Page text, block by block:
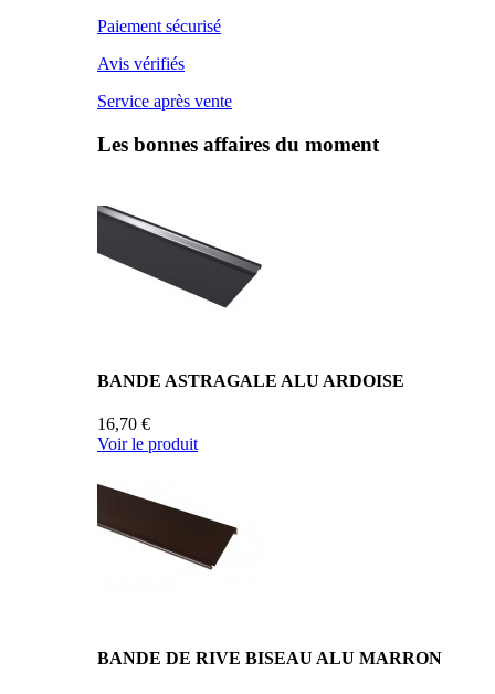
Paiement sécurisé
Avis vérifiés
Service après vente
Les bonnes affaires du moment
BANDE ASTRAGALE ALU ARDOISE
16,70 €
Voir le produit
BANDE DE RIVE BISEAU ALU MARRON